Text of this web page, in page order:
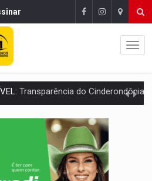
IGs de Rondônia entram em programa internacional para
envolve cinco veículos em obra de
Corumbiara lidera Ideb 2025 entre redes
Joer 2026 inicia fases regionais e reúne mais de 7,3